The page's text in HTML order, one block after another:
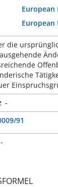
die
-
91
-